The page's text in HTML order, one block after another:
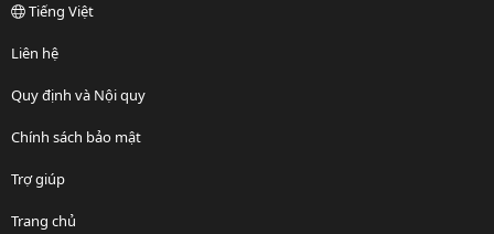
Tiếng Việt
Liên hệ
Quy định và Nội quy
Chính sách bảo mật
Trợ giúp
Trang chủ